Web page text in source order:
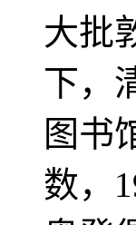
大批
下，
图书
数，